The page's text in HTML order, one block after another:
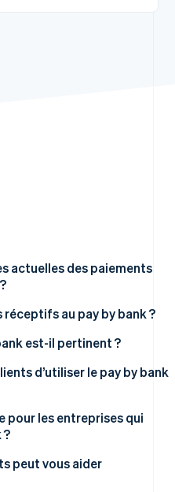
construit l’infrastructure
ligne
actuelles des paiements
au pay by bank ?
est-il pertinent ?
d’utiliser le pay by bank
pour les entreprises qui
?
peut vous aider